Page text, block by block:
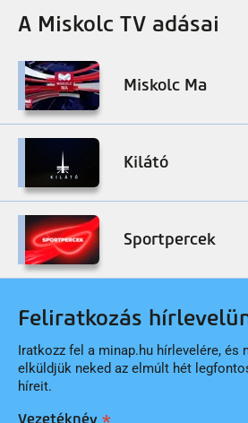
A Miskolc TV adásai
Miskolc Ma
Kilátó
Sportpercek
Feliratkozás
Iratkozz fel a minap.hu hírlevelére, és
elküldjük neked az elmúlt hét
híreit.
Vezetéknév